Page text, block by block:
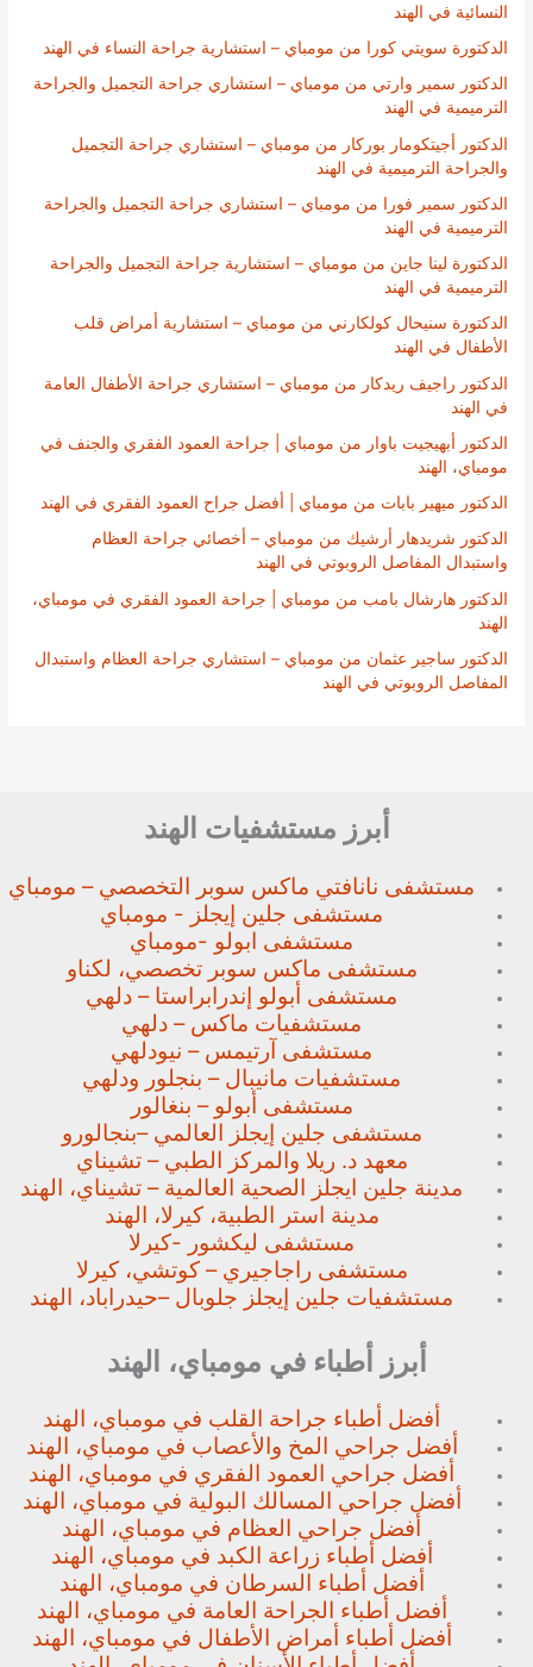
النسائية في الهند
الدكتورة سويتي كورا من مومباي – استشارية جراحة النساء في الهند
الدكتور سمير وارتي من مومباي – استشاري جراحة التجميل والجراحة
الترميمية في الهند
الدكتور أجيتكومار بوركار من مومباي – استشاري جراحة التجميل
والجراحة الترميمية في الهند
الدكتور سمير فورا من مومباي – استشاري جراحة التجميل والجراحة
الترميمية في الهند
الدكتورة لينا جاين من مومباي – استشارية جراحة التجميل والجراحة
الترميمية في الهند
الدكتورة سنيحال كولكارني من مومباي – استشارية أمراض قلب
الأطفال في الهند
الدكتور راجيف ريدكار من مومباي – استشاري جراحة الأطفال العامة
في الهند
الدكتور أبهيجيت باوار من مومباي | جراحة العمود الفقري والجنف في
مومباي، الهند
الدكتور ميهير بابات من مومباي | أفضل جراح العمود الفقري في الهند
الدكتور شريدهار أرشيك من مومباي – أخصائي جراحة العظام
واستبدال المفاصل الروبوتي في الهند
الدكتور هارشال بامب من مومباي | جراحة العمود الفقري في مومباي،
الهند
الدكتور ساجير عثمان من مومباي – استشاري جراحة العظام واستبدال
المفاصل الروبوتي في الهند
أبرز مستشفيات الهند
مستشفى نانافتي ماكس سوبر التخصصي – مومباي
مستشفى جلين إيجلز - مومباي
مستشفى ابولو -مومباي
مستشفى ماكس سوبر تخصصي، لكناو
مستشفى أبولو إندرابراستا – دلهي
مستشفيات ماكس – دلهي
مستشفى آرتيمس – نيودلهي
مستشفيات مانيبال – بنجلور ودلهي
مستشفى أبولو – بنغالور
مستشفى جلين إيجلز العالمي –بنجالورو
معهد د. ريلا والمركز الطبي – تشيناي
مدينة جلين ايجلز الصحية العالمية – تشيناي، الهند
مدينة استر الطبية، كيرلا، الهند
مستشفى ليكشور -كيرلا
مستشفى راجاجيري – كوتشي، كيرلا
مستشفيات جلين إيجلز جلوبال –حيدراباد، الهند
أبرز أطباء في مومباي، الهند
أفضل أطباء جراحة القلب في مومباي، الهند
أفضل جراحي المخ والأعصاب في مومباي، الهند
أفضل جراحي العمود الفقري في مومباي، الهند
أفضل جراحي المسالك البولية في مومباي، الهند
أفضل جراحي العظام في مومباي، الهند
أفضل أطباء زراعة الكبد في مومباي، الهند
أفضل أطباء السرطان في مومباي، الهند
أفضل أطباء الجراحة العامة في مومباي، الهند
أفضل أطباء أمراض الأطفال في مومباي، الهند